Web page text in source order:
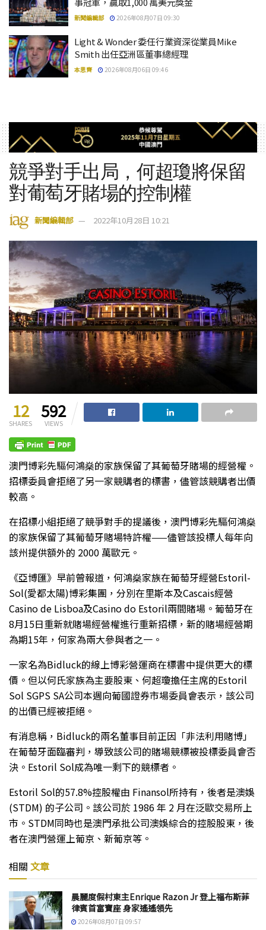
新聞編輯部 2026年08月07日 09:30
Light & Wonder 委任行業資深從業員Mike
Smith 出任亞洲區董事總經理
本思齊 2026年08月06日 09:46
競爭對手出局，何超瓊將保留
對葡萄牙賭場的控制權
新聞編輯部 2022年10月28日 10:21
12
SHARES
592
VIEWS
澳門博彩先驅何鴻燊的家族保留了其葡萄牙賭場的經營權。
招標委員會拒絕了另一家競購者的標書，儘管該競購者出價
較高。
在招標小組拒絕了競爭對手的提議後，澳門博彩先驅何鴻燊
的家族保留了其葡萄牙賭場特許權——儘管該投標人每年向
該州提供額外的 2000 萬歐元。
《亞博匯》早前曾報道，何鴻燊家族在葡萄牙經營Estoril-
Sol(愛都太陽)博彩集團，分別在里斯本及Cascais經營
Casino de Lisboa及Casino do Estoril兩間賭場。葡萄牙在
8月15日重新就賭場經營權進行重新招標，新的賭場經營期
為期15年，何家為兩大參與者之一。
一家名為Bidluck的線上博彩營運商在標書中提供更大的標
價。但以何氏家族為主要股東、何超瓊擔任主席的Estoril
Sol SGPS SA公司本週向葡國證券市場委員會表示，該公司
的出價已經被拒絕。
有消息稱，Bidluck的兩名董事目前正因「非法利用賭博」
在葡萄牙面臨審判，導致該公司的賭場競標被投標委員會否
決。Estoril Sol成為唯一剩下的競標者。
Estoril Sol的57.8%控股權由 Finansol所持有，後者是澳娛
(STDM) 的子公司。該公司於 1986 年 2 月在泛歐交易所上
市。STDM同時也是澳門承批公司澳娛綜合的控股股東，後
者在澳門營運上葡京、新葡京等。
相關 文章
晨麗度假村東主Enrique Razon Jr 登上福布斯菲
律賓首富寶座 身家遙遙領先
2026年08月07日 09:57